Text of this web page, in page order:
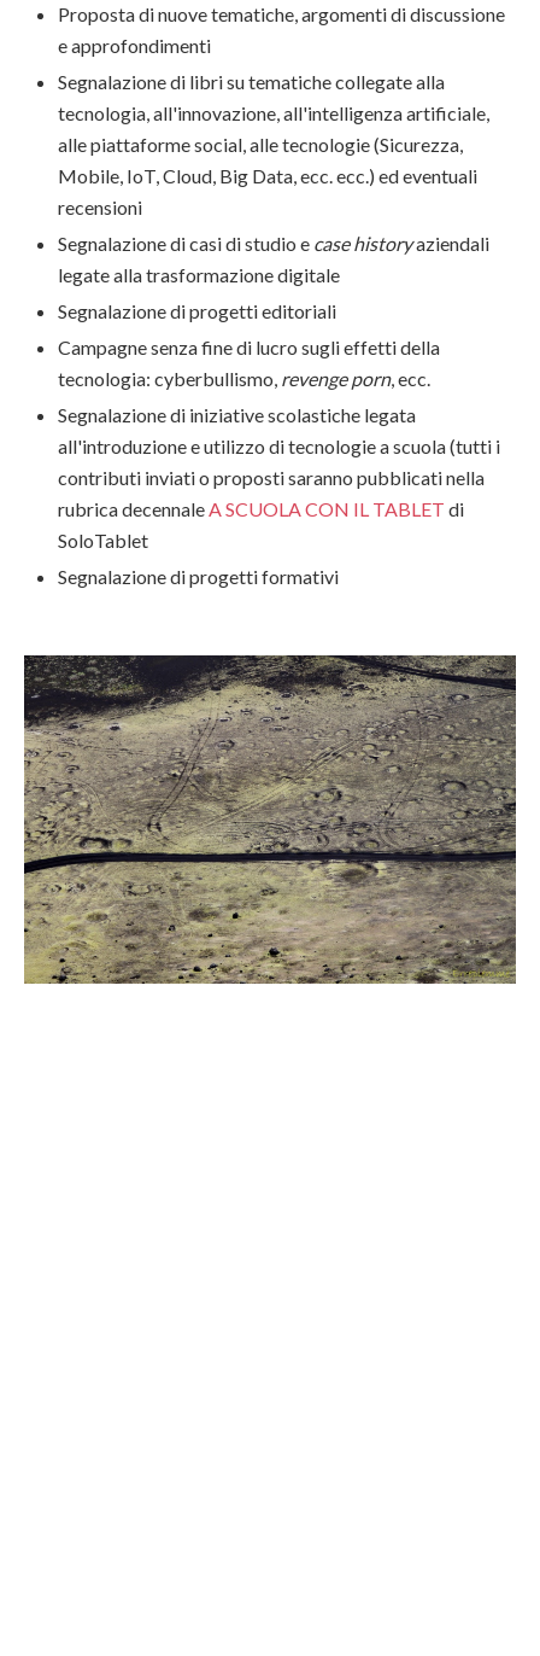
Proposta di nuove tematiche, argomenti di discussione
e approfondimenti
Segnalazione di libri su tematiche collegate alla
tecnologia, all'innovazione, all'intelligenza artificiale,
alle piattaforme social, alle tecnologie (Sicurezza,
Mobile, IoT, Cloud, Big Data, ecc. ecc.) ed eventuali
recensioni
Segnalazione di casi di studio e case historyaziendali
legate alla trasformazione digitale
Segnalazione di progetti editoriali
Campagne senza fine di lucro sugli effetti della
tecnologia: cyberbullismo, revenge porn, ecc.
Segnalazione di iniziative scolastiche legata
all'introduzione e utilizzo di tecnologie a scuola (tutti i
contributi inviati o proposti saranno pubblicati nella
rubrica decennale A SCUOLA CON IL TABLET di
SoloTablet
Segnalazione di progetti formativi